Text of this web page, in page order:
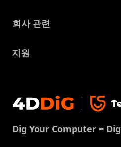
파티션 관리 도구
중복 파일 찾기 및 제거
꿀팁 모음
맥 복구 솔루션
중복 파일 제거
회사 관련
회사소개
이용약권
쿠키정책(업데이트됨)
지원
문의
Dig Your Computer =